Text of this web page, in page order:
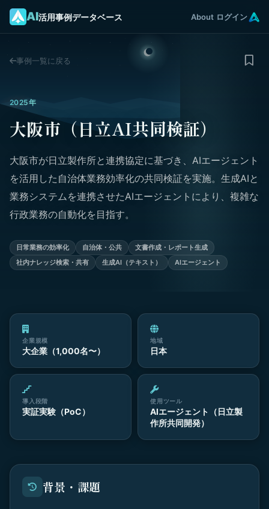
AI活用事例データベース About ログイン
事例一覧に戻る
2025年
大阪市（日立AI共同検証）
大阪市が日立製作所と連携協定に基づき、AIエージェント
を活用した自治体業務効率化の共同検証を実施。生成AIと
業務システムを連携させたAIエージェントにより、複雑な
行政業務の自動化を目指す。
日常業務の効率化 自治体・公共
文書作成・レポート生成
社内ナレッジ検索・共有
生成AI（テキスト） AIエージェント
企業規模
大企業（1,000名〜）
地域
日本
導入段階
実証実験（PoC）
使用ツール
AIエージェント（日立製
作所共同開発）
背景・課題